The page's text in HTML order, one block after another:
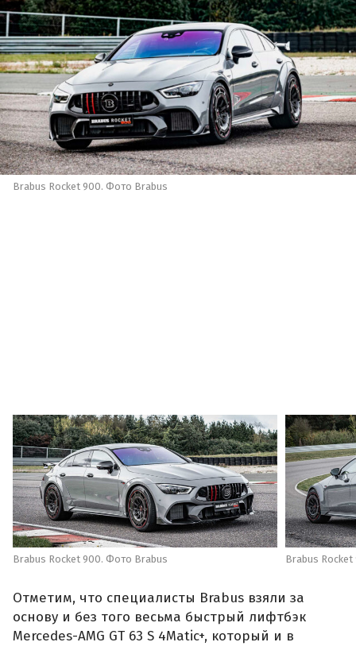
Brabus Rocket 900. Фото Brabus
Brabus Rocket 900. Фото Brabus Brabus
Отметим, что специалисты Brabus взяли за
основу и без того весьма быстрый лифтбэк
Mercedes-AMG GT 63 S 4Matic+, который и в